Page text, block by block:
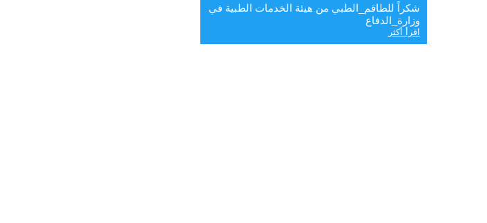
شكراً للطاقم_الطبي من هيئة الخدمات الطبية في
وزارة_الدفاع
اقرأ أكثر